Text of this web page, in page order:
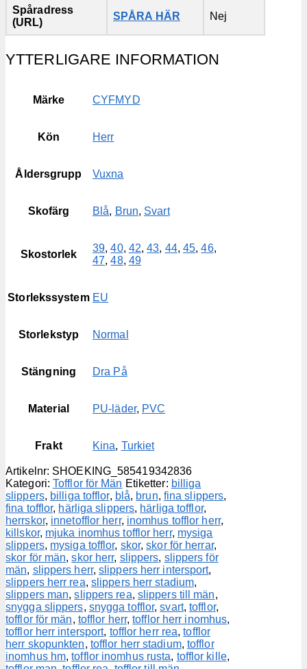
Spåradress
(URL)
SPÅRA HÄR Nej
YTTERLIGARE INFORMATION
Märke CYFMYD
Kön Herr
Åldersgrupp Vuxna
Skofärg Blå, Brun, Svart
Skostorlek
39,40, 42,43, 44,45,46,
47,48, 49
Storlekssystem EU
Storlekstyp Normal
Stängning Dra På
Material PU-läder, PVC
Frakt Kina, Turkiet
Artikelnr: SHOEKING_585419342836
Kategori: Tofflor för Män Etiketter: billiga
slippers, billiga tofflor, blå, brun, fina slippers,
fina tofflor, härliga slippers, härliga tofflor,
herrskor, innetofflor herr, inomhus tofflor herr,
killskor, mjuka inomhus tofflor herr, mysiga
slippers, mysiga tofflor, skor,skor för herrar,
skor för män,skor herr, slippers, slippers för
män, slippers herr,slippers herr intersport,
slippers herr rea, slippers herr stadium,
slippers man,slippers rea, slippers till män,
snygga slippers, snygga tofflor,svart,tofflor,
tofflor för män, tofflor herr,tofflor herr inomhus,
tofflor herr intersport, tofflor herr rea,tofflor
herr skopunkten, tofflor herr stadium, tofflor
inomhus hm,tofflor inomhus rusta, tofflor kille,